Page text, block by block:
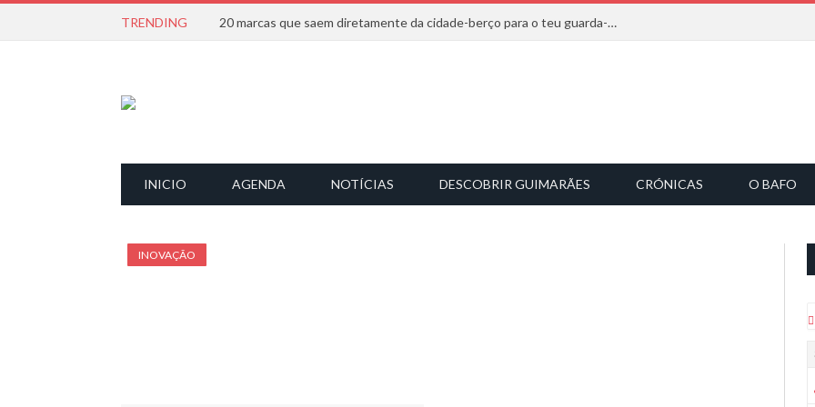
TRENDING 20 marcas que saem diretamente da cidade-berço para o teu guarda-roupa
INICIO AGENDA NOTÍCIAS DESCOBRIR GUIMARÃES CRÓNICAS O BAFO
INOVAÇÃO